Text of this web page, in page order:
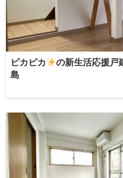
ピカピカ
の新生活応援戸
島